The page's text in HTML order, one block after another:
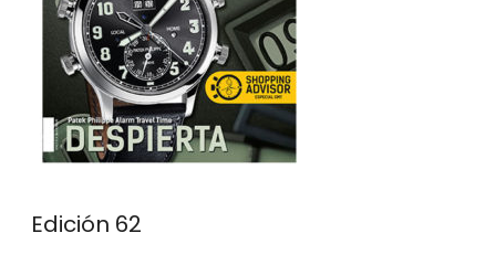
Edición 62